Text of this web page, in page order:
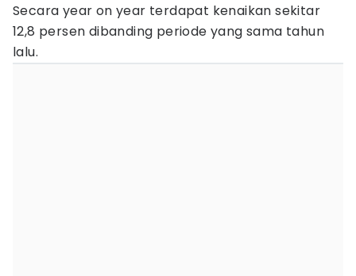
Secara year on year terdapat kenaikan sekitar
12,8 persen dibanding periode yang sama tahun
lalu.